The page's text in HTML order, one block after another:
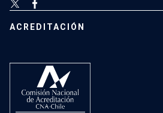
ACREDITACIÓN